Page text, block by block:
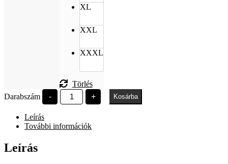
XL
XXL
XXXL
Törlés
Darabszám
-
Árpád-
házi
Gimnázium
+ Kosárba
Leírás
További információk
Leírás